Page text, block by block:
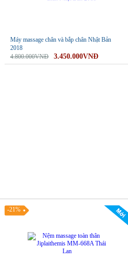
Máy massage chân và bắp chân Nhật Bản
2018
4.800.000VNĐ
3.450.000VNĐ
-21%